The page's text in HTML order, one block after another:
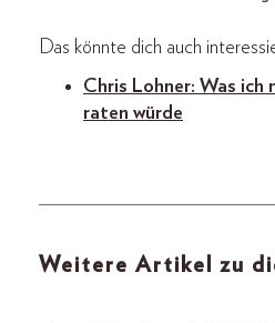
Das könnte dich auch
Chris Lohner: Was ich
raten würde
Weitere Artikel zu